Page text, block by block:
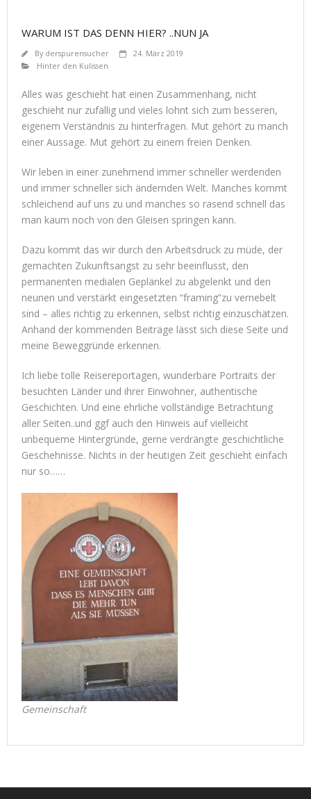
WARUM IST DAS DENN HIER? ..NUN JA
By derspurensucher
24. März 2019
Hinter den Kulissen
Alles was geschieht hat einen Zusammenhang, nicht
geschieht nur zufällig und vieles lohnt sich zum besseren,
eigenem Verständnis zu hinterfragen. Mut gehört zu manch
einer Aussage. Mut gehört zu einem freien Denken.
Wir leben in einer zunehmend immer schneller werdenden
und immer schneller sich ändernden Welt. Manches kommt
schleichend auf uns zu und manches so rasend schnell das
man kaum noch von den Gleisen springen kann.
Dazu kommt das wir durch den Arbeitsdruck zu müde, der
gemachten Zukunftsangst zu sehr beeinflusst, den
permanenten medialen Geplänkel zu abgelenkt und den
neunen und verstärkt eingesetzten “framing”zu vernebelt
sind – alles richtig zu erkennen, selbst richtig einzuschätzen.
Anhand der kommenden Beiträge lässt sich diese Seite und
meine Beweggründe erkennen.
Ich liebe tolle Reisereportagen, wunderbare Portraits der
besuchten Länder und ihrer Einwohner, authentische
Geschichten. Und eine ehrliche vollständige Betrachtung
aller Seiten..und ggf auch den Hinweis auf vielleicht
unbequeme Hintergründe, gerne verdrängte geschichtliche
Geschehnisse. Nichts in der heutigen Zeit geschieht einfach
nur so……
Gemeinschaft